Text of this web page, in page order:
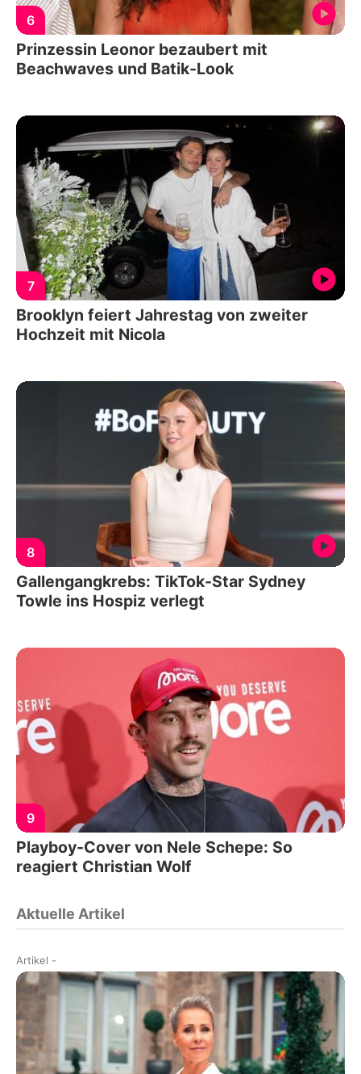
6
Prinzessin Leonor bezaubert mit
Beachwaves und Batik-Look
7
Brooklyn feiert Jahrestag von zweiter
Hochzeit mit Nicola
8
Gallengangkrebs: TikTok-Star Sydney
Towle ins Hospiz verlegt
9
Playboy-Cover von Nele Schepe: So
reagiert Christian Wolf
Aktuelle Artikel
Artikel -